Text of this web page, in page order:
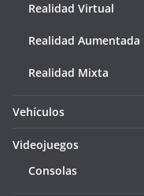
Realidad Virtual
Realidad Aumentada
Realidad Mixta
Vehículos
Videojuegos
Consolas